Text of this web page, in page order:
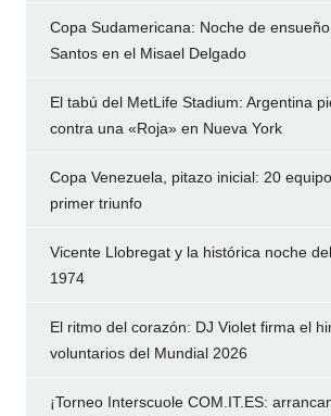
Copa Sudamericana: Noche de
Santos en el Misael Delgado
El tabú del MetLife Stadium: Argentina
contra una «Roja» en Nueva York
Copa Venezuela, pitazo inicial: 20
primer triunfo
Vicente Llobregat y la histórica noche
1974
El ritmo del corazón: DJ Violet firma el
voluntarios del Mundial 2026
¡Torneo Interscuole COM.IT.ES: